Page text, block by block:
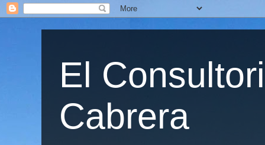
El
Cabrera